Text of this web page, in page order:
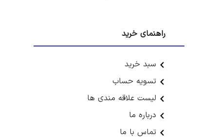
راهنمای خرید
سبد خرید
تسویه حساب
لیست علاقه مندی ها
درباره ما
تماس با ما